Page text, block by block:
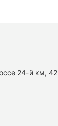
24-й км, 42